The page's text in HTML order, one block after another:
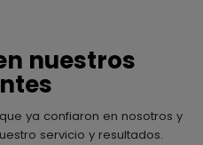
nuestros
ya confiaron en nosotros y
servicio y resultados.